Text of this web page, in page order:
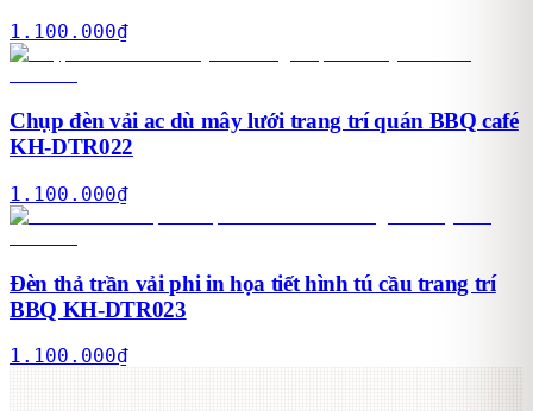
1.100.000₫
Chụp đèn vải ac dù mây lưới trang trí quán BBQ café
KH-DTR022
1.100.000₫
Đèn thả trần vải phi in họa tiết hình tú cầu trang trí
BBQ KH-DTR023
1.100.000₫